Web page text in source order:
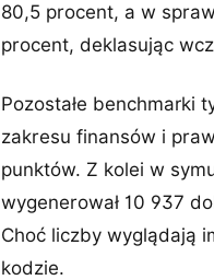
80,5 procent, a w
procent, deklasując
Pozostałe benchmarki
zakresu finansów i
punktów. Z kolei w
wygenerował 10 937
Choć liczby wyglądają
kodzie.